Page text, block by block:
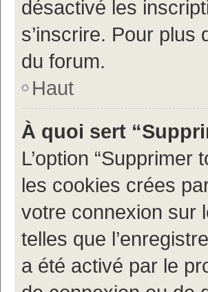
désactivé les
s’inscrire. Pour plus
du forum.
Haut
À quoi sert
L’option
les cookies crées
votre connexion sur
telles que
a été activé par le